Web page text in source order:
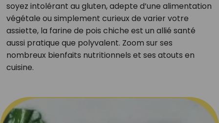
soyez intolérant au gluten, adepte d’une alimentation
végétale ou simplement curieux de varier votre
assiette, la farine de pois chiche est un allié santé
aussi pratique que polyvalent. Zoom sur ses
nombreux bienfaits nutritionnels et ses atouts en
cuisine.